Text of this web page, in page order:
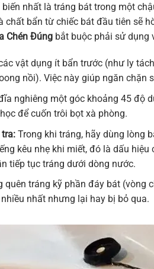
nhất là tráng bát trong một
chất bẩn từ chiếc bát đầu tiên sẽ
Chén Đúngbắt buộc phải sử dụng
vật dụng ít bẩn trước (như ly
nồi). Việc này giúp ngăn chặn
nghiêng một góc khoảng 45 độ
để cuốn trôi bọt xà phòng.
Trong khi tráng, hãy dùng lòng
kêu nhẹ khi miết, đó là dấu
tiếp tục tráng dưới dòng nước.
tráng kỹ phần đáy bát (vòng
nhất nhưng lại hay bị bỏ qua.